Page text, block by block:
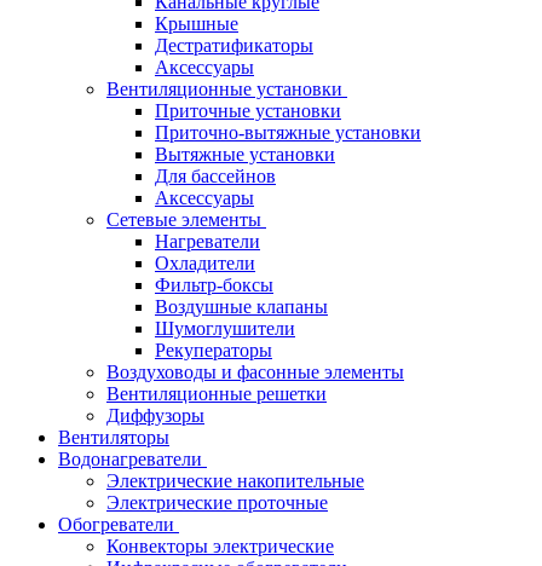
Крышные
Дестратификаторы
Аксессуары
Вентиляционные установки
Приточные установки
Приточно-вытяжные установки
Вытяжные установки
Для бассейнов
Аксессуары
Сетевые элементы
Нагреватели
Охладители
Фильтр-боксы
Воздушные клапаны
Шумоглушители
Рекуператоры
Воздуховоды и фасонные элементы
Вентиляционные решетки
Диффузоры
Вентиляторы
Водонагреватели
Электрические накопительные
Электрические проточные
Обогреватели
Конвекторы электрические